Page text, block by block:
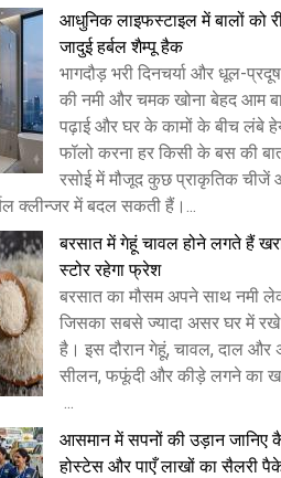
आधुनिक लाइफस्टाइल में बालों को
जादुई हर्बल शैम्पू हैक
भागदौड़ भरी दिनचर्या और धूल-
की नमी और चमक खोना बेहद आम
पढ़ाई और घर के कामों के बीच लंबे
फॉलो करना हर किसी के बस की
रसोई में मौजूद कुछ प्राकृतिक चीजें
क्लीन्जर में बदल सकती हैं।...
बरसात में गेहूं चावल होने लगते हैं
स्टोर रहेगा फ्रेश
बरसात का मौसम अपने साथ नमी
जिसका सबसे ज्यादा असर घर में
है। इस दौरान गेहूं, चावल, दाल और
सीलन, फफूंदी और कीड़े लगने का
...
​आसमान में सपनों की उड़ान जानिए
होस्टेस और पाएँ लाखों का सैलरी